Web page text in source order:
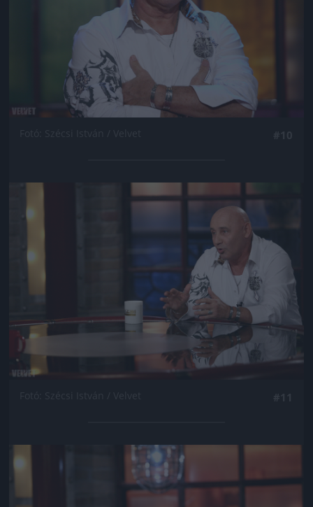
Jön még kép!
Jön még kép!